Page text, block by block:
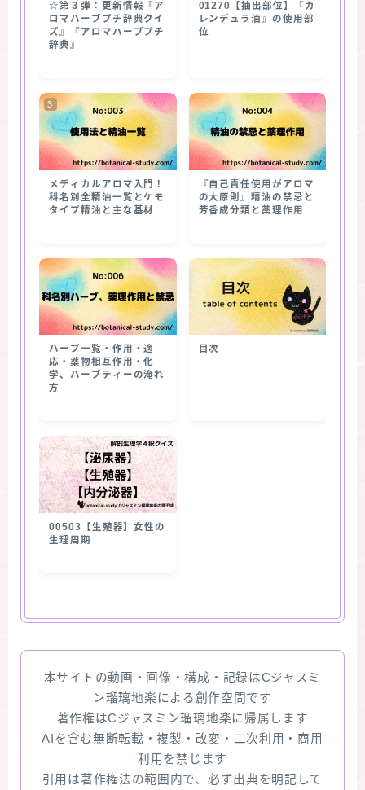
☆第３弾：更新情報『ア
ロマハーブプチ辞典クイ
ズ』『アロマハーブプチ
辞典』
01270【抽出部位】『カ
レンデュラ油』の使用部
位
メディカルアロマ入門！
科名別全精油一覧とケモ
タイプ精油と主な基材
『自己責任使用がアロマ
の大原則』精油の禁忌と
芳香成分類と薬理作用
ハーブ一覧・作用・適
応・薬物相互作用・化
学、ハーブティーの淹れ
方
目次
00503【生殖器】女性の
生理周期
本サイトの動画・画像・構成・記録はCジャスミ
ン瑠璃地楽による創作空間です
著作権はCジャスミン瑠璃地楽に帰属します
AIを含む無断転載・複製・改変・二次利用・商用
利用を禁じます
引用は著作権法の範囲内で、必ず出典を明記して